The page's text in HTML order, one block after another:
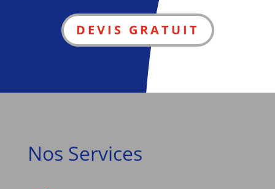
DEVIS GRATUIT
Nos Services